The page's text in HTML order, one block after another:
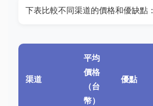
下表比較不同渠道的價格和優缺點：
渠道
平均
價格
（台
幣）
優點